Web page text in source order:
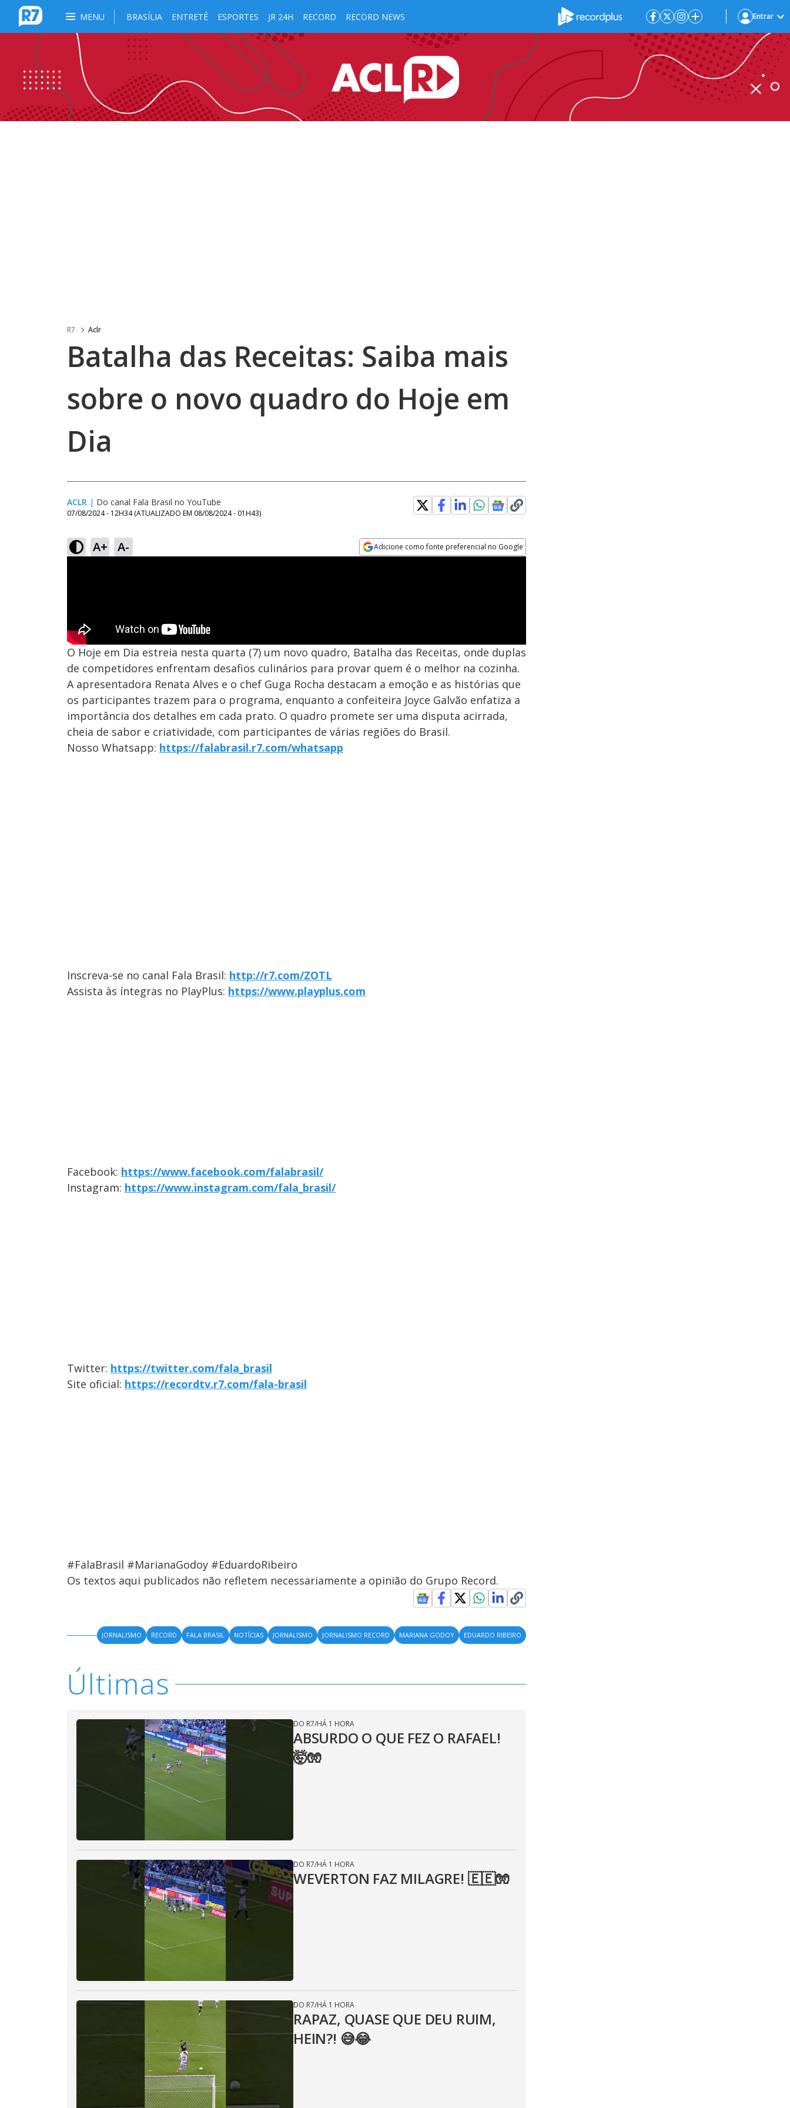
MENU BRASÍLIA ENTRETÊ ESPORTES JR 24H RECORD RECORD NEWS Entrar
R7 Aclr
Batalha das Receitas: Saiba mais
sobre o novo quadro do Hoje em
Dia
ACLR | Do canal Fala Brasil no YouTube
07/08/2024 - 12H34 (ATUALIZADO EM 08/08/2024 - 01H43)
A+ A- Adicione como fonte preferencial no Google
O Hoje em Dia estreia nesta quarta (7) um novo quadro, Batalha das Receitas, onde duplas
de competidores enfrentam desafios culinários para provar quem é o melhor na cozinha.
A apresentadora Renata Alves e o chef Guga Rocha destacam a emoção e as histórias que
os participantes trazem para o programa, enquanto a confeiteira Joyce Galvão enfatiza a
importância dos detalhes em cada prato. O quadro promete ser uma disputa acirrada,
cheia de sabor e criatividade, com participantes de várias regiões do Brasil.
Nosso Whatsapp: https://falabrasil.r7.com/whatsapp
Inscreva-se no canal Fala Brasil: http://r7.com/ZOTL
Assista às íntegras no PlayPlus: https://www.playplus.com
Facebook: https://www.facebook.com/falabrasil/
Instagram: https://www.instagram.com/fala_brasil/
Twitter: https://twitter.com/fala_brasil
Site oficial: https://recordtv.r7.com/fala-brasil
#FalaBrasil #MarianaGodoy #EduardoRibeiro
Os textos aqui publicados não refletem necessariamente a opinião do Grupo Record.
JORNALISMO RECORD FALA BRASIL NOTÍCIAS JORNALISMO JORNALISMO RECORD MARIANA GODOY EDUARDO RIBEIRO
Últimas
DO R7/HÁ 1 HORA
ABSURDO O QUE FEZ O RAFAEL!
🤯🧤
DO R7/HÁ 1 HORA
WEVERTON FAZ MILAGRE! 🇪🇪🧤
DO R7/HÁ 1 HORA
RAPAZ, QUASE QUE DEU RUIM,
HEIN?! 😅😂⁣